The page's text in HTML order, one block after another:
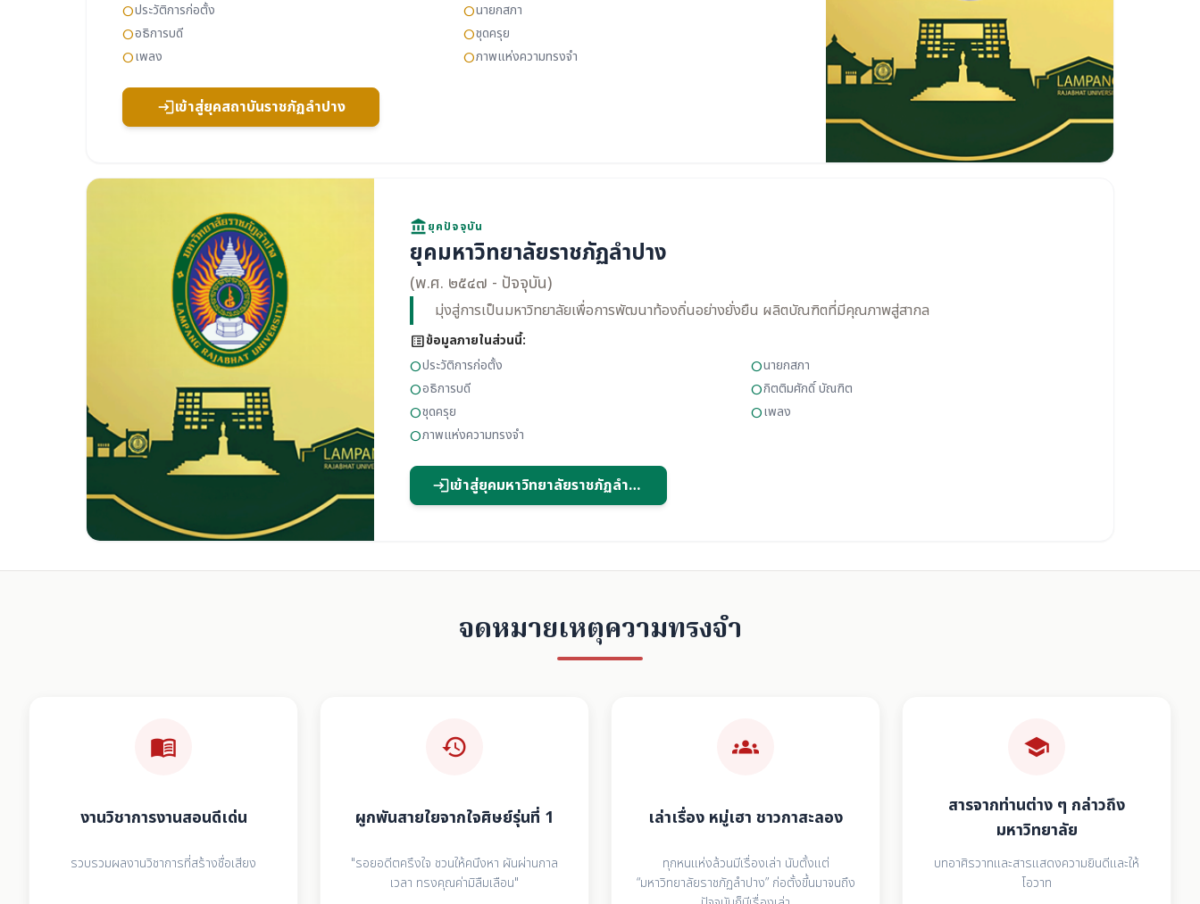
circleประวัติการก่อตั้ง circleนายกสภา
circleอธิการบดี circleชุดครุย
circleเพลง circleภาพแห่งความทรงจำ
loginเข้าสู่ยุคสถาบันราชภัฏลำปาง
account_balanceยุคปัจจุบัน
ยุคมหาวิทยาลัยราชภัฏลำปาง
(พ.ศ. ๒๕๔๗ - ปัจจุบัน)
มุ่งสู่การเป็นมหาวิทยาลัยเพื่อการพัฒนาท้องถิ่นอย่างยั่งยืน ผลิตบัณฑิตที่มีคุณภาพสู่สากล
list_altข้อมูลภายในส่วนนี้:
circleประวัติการก่อตั้ง circleนายกสภา
circleอธิการบดี circleกิตติมศักดิ์ บัณฑิต
circleชุดครุย circleเพลง
circleภาพแห่งความทรงจำ
login เข้าสู่ยุคมหาวิทยาลัยราชภัฏลำปาง
จดหมายเหตุความทรงจำ
menu_book
งานวิชาการงานสอนดีเด่น
รวบรวมผลงานวิชาการที่สร้างชื่อเสียง
history
ผูกพันสายใยจากใจศิษย์รุ่นที่ 1
"รอยอดีตครึงใจ ชวนให้คนึงหา ผันผ่านกาล
เวลา ทรงคุณค่ามิลืมเลือน"
groups
เล่าเรื่อง หมู่เฮา ชาวกาสะลอง
ทุกหนแห่งล้วนมีเรื่องเล่า นับตั้งแต่
“มหาวิทยาลัยราชภัฏลำปาง” ก่อตั้งขึ้นมาจนถึง
school
สารจากท่านต่าง ๆ กล่าวถึง
มหาวิทยาลัย
บทอาศิรวาทและสารแสดงความยินดีและให้
โอวาท